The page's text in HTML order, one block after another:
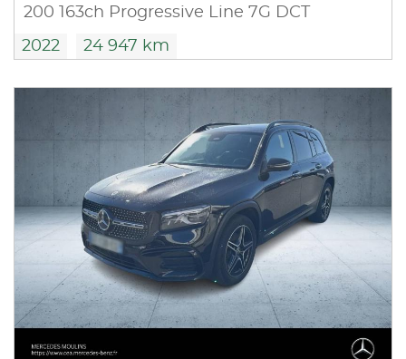
200 163ch Progressive Line 7G DCT
2022 24 947 km